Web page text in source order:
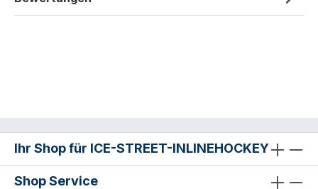
Ihr Shop für ICE-STREET-INLINEHOCKEY
Shop Service